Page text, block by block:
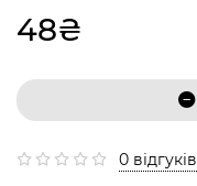
48₴
0 відгуків